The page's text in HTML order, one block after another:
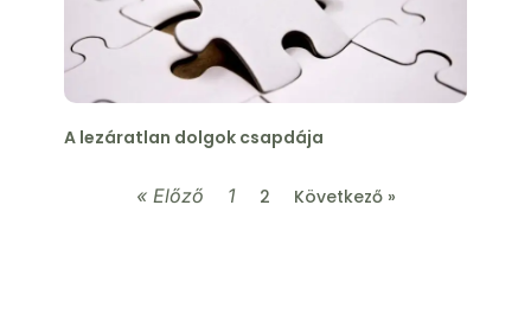
A lezáratlan dolgok csapdája
« Előző 1 2 Következő »